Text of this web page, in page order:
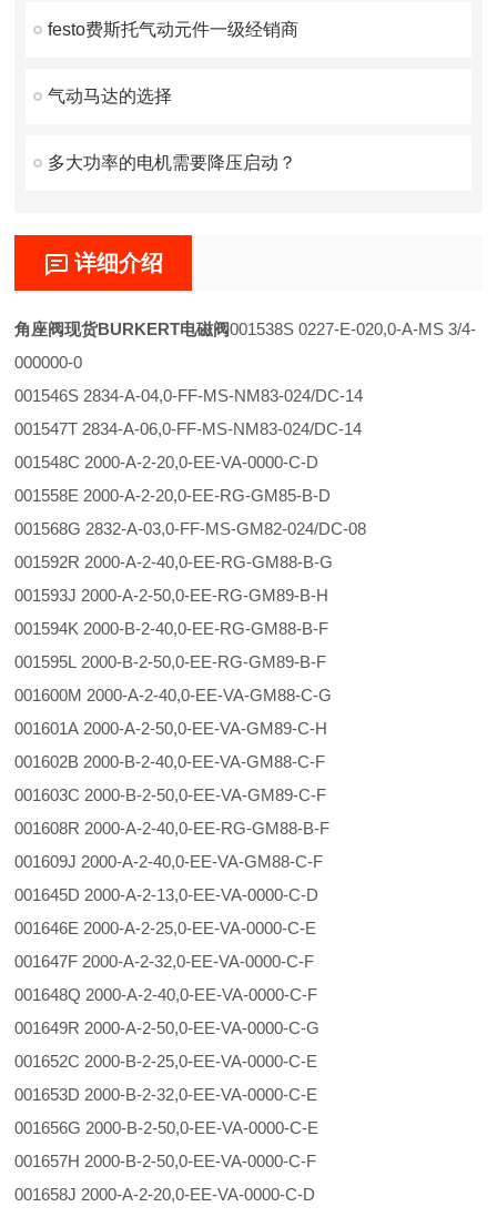
festo费斯托气动元件一级经销商
气动马达的选择
多大功率的电机需要降压启动？
详细介绍
角座阀现货BURKERT电磁阀001538S 0227-E-020,0-A-MS 3/4-
000000-0
001546S 2834-A-04,0-FF-MS-NM83-024/DC-14
001547T 2834-A-06,0-FF-MS-NM83-024/DC-14
001548C 2000-A-2-20,0-EE-VA-0000-C-D
001558E 2000-A-2-20,0-EE-RG-GM85-B-D
001568G 2832-A-03,0-FF-MS-GM82-024/DC-08
001592R 2000-A-2-40,0-EE-RG-GM88-B-G
001593J 2000-A-2-50,0-EE-RG-GM89-B-H
001594K 2000-B-2-40,0-EE-RG-GM88-B-F
001595L 2000-B-2-50,0-EE-RG-GM89-B-F
001600M 2000-A-2-40,0-EE-VA-GM88-C-G
001601A 2000-A-2-50,0-EE-VA-GM89-C-H
001602B 2000-B-2-40,0-EE-VA-GM88-C-F
001603C 2000-B-2-50,0-EE-VA-GM89-C-F
001608R 2000-A-2-40,0-EE-RG-GM88-B-F
001609J 2000-A-2-40,0-EE-VA-GM88-C-F
001645D 2000-A-2-13,0-EE-VA-0000-C-D
001646E 2000-A-2-25,0-EE-VA-0000-C-E
001647F 2000-A-2-32,0-EE-VA-0000-C-F
001648Q 2000-A-2-40,0-EE-VA-0000-C-F
001649R 2000-A-2-50,0-EE-VA-0000-C-G
001652C 2000-B-2-25,0-EE-VA-0000-C-E
001653D 2000-B-2-32,0-EE-VA-0000-C-E
001656G 2000-B-2-50,0-EE-VA-0000-C-E
001657H 2000-B-2-50,0-EE-VA-0000-C-F
001658J 2000-A-2-20,0-EE-VA-0000-C-D